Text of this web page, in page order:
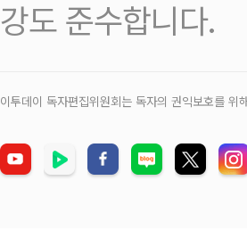
강도 준수합니다.
이투데이 독자편집위원회는 독자의 권익보호를 위